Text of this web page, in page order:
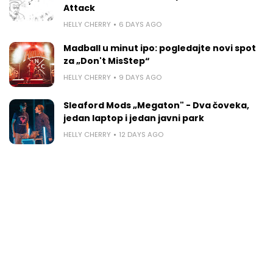
Attack
HELLY CHERRY 6 DAYS AGO
Madball u minut ipo: pogledajte novi spot
za „Don't MisStep“
HELLY CHERRY 9 DAYS AGO
Sleaford Mods „Megaton" - Dva čoveka,
jedan laptop i jedan javni park
HELLY CHERRY 12 DAYS AGO